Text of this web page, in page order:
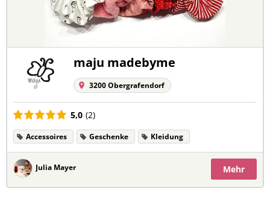
maju madebyme
3200 Obergrafendorf
5,0 (2)
Accessoires Geschenke Kleidung
Julia Mayer Mehr